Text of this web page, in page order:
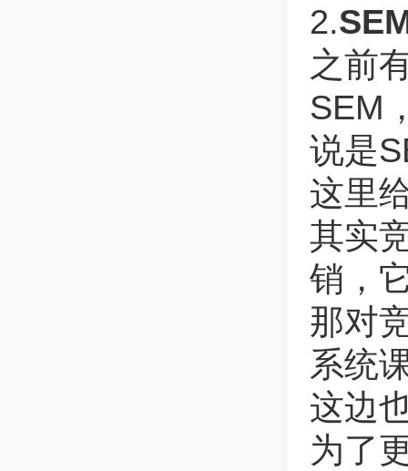
2.
之前
SEM
说是
这里
其实
销，
那对
系统
这边
为了